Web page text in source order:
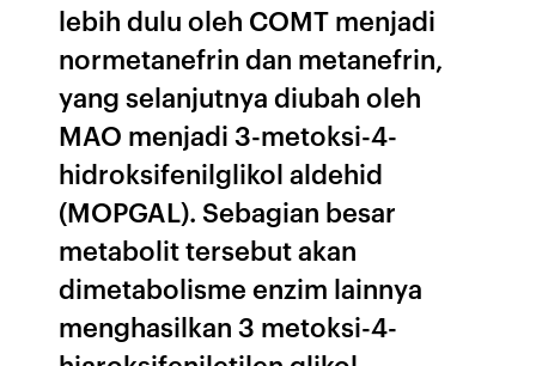
lebih dulu oleh COMT menjadi
normetanefrin dan metanefrin,
yang selanjutnya diubah oleh
MAO menjadi 3-metoksi-4-
hidroksifenilglikol aldehid
(MOPGAL). Sebagian besar
metabolit tersebut akan
dimetabolisme enzim lainnya
menghasilkan 3 metoksi-4-